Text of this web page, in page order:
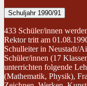
Schuljahr 1990/91
433 Schüler/innen
Rektor tritt am
Schulleiter in Neustadt/
Schüler/innen (17
unterrichten folgende
(Mathematik, Physik),